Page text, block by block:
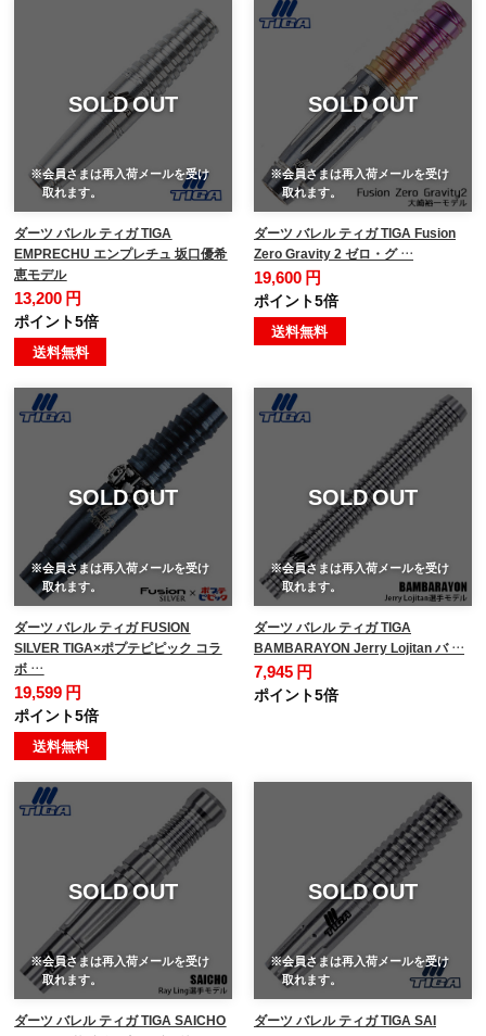
SOLD OUT
※会員さまは再入荷メールを受け
取れます。
ダーツ バレル ティガ TIGA
EMPRECHU エンプレチュ 坂口優希
恵モデル
13,200 円
ポイント5倍
送料無料
SOLD OUT
※会員さまは再入荷メールを受け
取れます。
ダーツ バレル ティガ TIGA Fusion
Zero Gravity 2 ゼロ・グ …
19,600 円
ポイント5倍
送料無料
SOLD OUT
※会員さまは再入荷メールを受け
取れます。
ダーツ バレル ティガ FUSION
SILVER TIGA×ポプテピピック コラ
ボ …
19,599 円
ポイント5倍
送料無料
SOLD OUT
※会員さまは再入荷メールを受け
取れます。
ダーツ バレル ティガ TIGA
BAMBARAYON Jerry Lojitan バ …
7,945 円
ポイント5倍
SOLD OUT
※会員さまは再入荷メールを受け
取れます。
ダーツ バレル ティガ TIGA SAICHO
SOLD OUT
※会員さまは再入荷メールを受け
取れます。
ダーツ バレル ティガ TIGA SAI